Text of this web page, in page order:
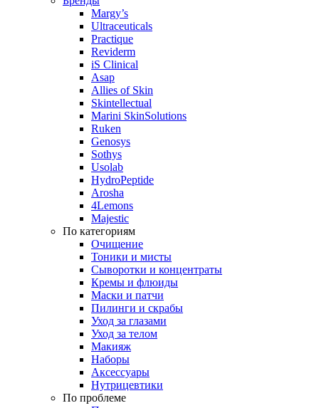
Margy’s
Ultraceuticals
Practique
Reviderm
iS Clinical
Asap
Allies of Skin
Skintellectual
Marini SkinSolutions
Ruken
Genosys
Sothys
Usolab
HydroPeptide
Arosha
4Lemons
Majestic
По категориям
Очищение
Тоники и мисты
Сыворотки и концентраты
Кремы и флюиды
Маски и патчи
Пилинги и скрабы
Уход за глазами
Уход за телом
Макияж
Наборы
Аксессуары
Нутрицевтики
По проблеме